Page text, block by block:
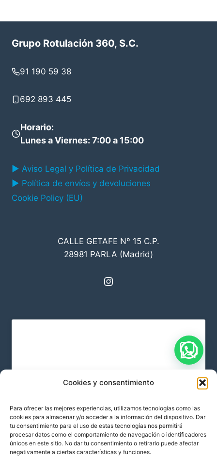
Cookies y consentimiento
Para ofrecer las mejores experiencias, utilizamos tecnologías como las
cookies para almacenar y/o acceder a la información del dispositivo. Dar
tu consentimiento para el uso de estas tecnologías nos permitirá
procesar datos como el comportamiento de navegación o identificadores
únicos en este sitio. No dar tu consentimiento o retirarlo puede afectar
negativamente a ciertas características y funciones.
Grupo Rotulación 360, S.C.
91 190 59 38
692 893 445
Horario:
Lunes a Viernes: 7:00 a 15:00
▶ Aviso Legal y Política de Privacidad
▶ Política de envíos y devoluciones
Cookie Policy (EU)
CALLE GETAFE Nº 15 C.P.
28981 PARLA (Madrid)
Instagram
marketing y permitir este contenido